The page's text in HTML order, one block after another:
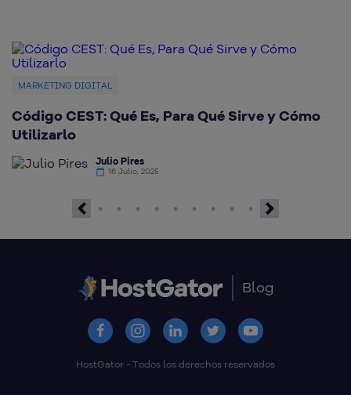
MARKETING DIGITAL
Código CEST: Qué Es, Para Qué Sirve y Cómo
Utilizarlo
Julio Pires
16 Julio, 2025
Blog
HostGator - Todos los derechos reservados